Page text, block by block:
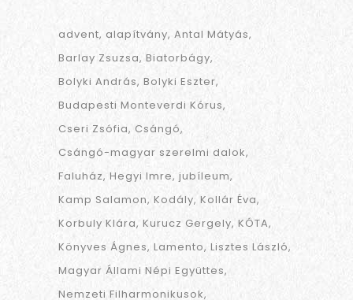
advent alapítvány Antal Mátyás
Barlay Zsuzsa Biatorbágy
Bolyki András Bolyki Eszter
Budapesti Monteverdi Kórus
Cseri Zsófia Csángó
Csángó-magyar szerelmi dalok
Faluház Hegyi Imre jubíleum
Kamp Salamon Kodály Kollár Éva
Korbuly Klára Kurucz Gergely KÓTA
Könyves Ágnes Lamento Lisztes László
Magyar Állami Népi Együttes
Nemzeti Filharmonikusok